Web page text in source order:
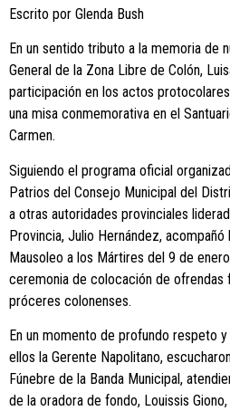
Escrito por Glenda Bush
En un sentido tributo a la memoria de
General de la Zona Libre de Colón,
participación en los actos
una misa conmemorativa en el
Carmen.
Siguiendo el programa oficial
Patrios del Consejo Municipal del
a otras autoridades provinciales
Provincia, Julio Hernández,
Mausoleo a los Mártires del 9 de
ceremonia de colocación de ofrendas
próceres colonenses.
En un momento de profundo respeto
ellos la Gerente Napolitano,
Fúnebre de la Banda Municipal,
de la oradora de fondo, Louissis